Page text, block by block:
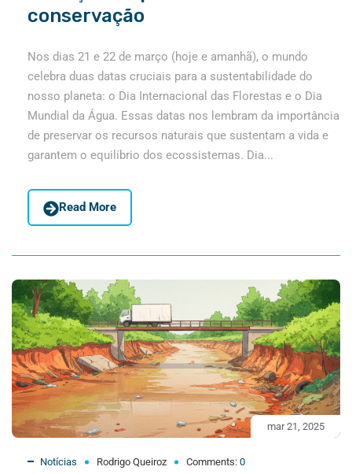
conservação
Nos dias 21 e 22 de março (hoje e amanhã), o mundo
celebra duas datas cruciais para a sustentabilidade do
nosso planeta: o Dia Internacional das Florestas e o Dia
Mundial da Água. Essas datas nos lembram da importância
de preservar os recursos naturais que sustentam a vida e
garantem o equilíbrio dos ecossistemas. Dia...
Read More
mar 21, 2025
Notícias Rodrigo Queiroz Comments: 0